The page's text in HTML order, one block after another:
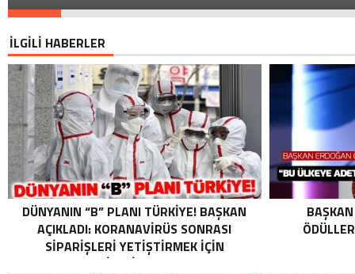
İLGİLİ HABERLER
DÜNYANIN “B” PLANI TÜRKIYE! BAŞKAN
AÇIKLADI: KORANAVIRÜS SONRASI
SIPARIŞLERI YETIŞTIRMEK IÇIN
MESAILERI ARTIRDIK.